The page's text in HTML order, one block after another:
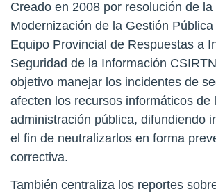
Creado en 2008 por resolución de
Modernización de la Gestión Pública
Equipo Provincial de Respuestas a
Seguridad de la Información
objetivo manejar los incidentes de
afecten los recursos informáticos de
administración pública, difundiendo
el fin de neutralizarlos en forma
correctiva.
También centraliza los reportes